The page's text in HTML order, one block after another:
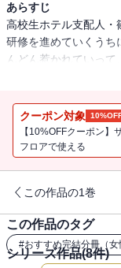
あらすじ
高校生ホテル支配人・
研修を進めていくうち
んどん惹かれていっ
おもてなしラブ!!
クーポン対象
【10%OFFクーポン
フロアで使える
この作品の1巻
この作品のタグ
#おすすめ完結分冊（女
シリーズ作品(8件)